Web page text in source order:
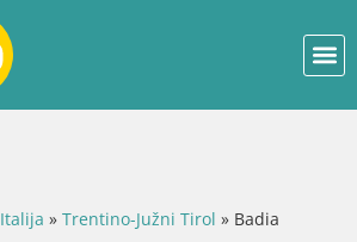
Italija » Trentino-Južni Tirol » Badia